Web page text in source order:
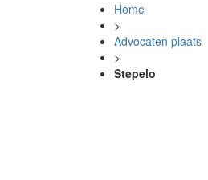
Home
>
Advocaten plaats
>
Stepelo